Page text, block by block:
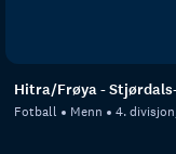
Hitra/Frøya -
Fotball Menn 4.